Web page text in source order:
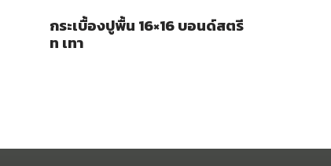
กระเบื้องปูพื้น 16×16 บอนด์สตรี
ท เทา